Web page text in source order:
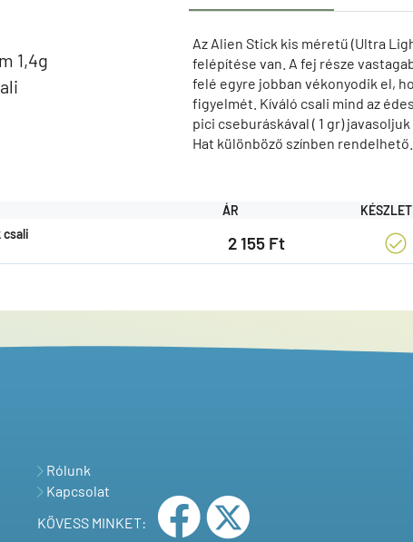
Az Alien Stick kis méretű (Ultra
felépítése van. A fej része
felé egyre jobban vékonyodik el,
figyelmét. Kíváló csali mind az
pici cseburáskával ( 1 gr)
Hat különböző színben rendelhető.
ÁR
csali
2 155 Ft
Rólunk
Kapcsolat
KÖVESS MINKET: